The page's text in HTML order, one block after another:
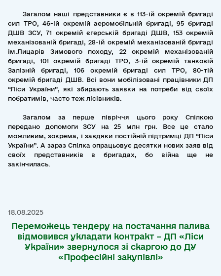
Загалом наші представники є в 113-ій окремій бригаді
сил ТРО, 46-ій окремій аеромобільній бригаді, 95 бригаді
ДШВ ЗСУ, 71 окремій єгерській бригаді ДШВ, 153 окремій
механізованій бригаді, 28-ій окремій механізованій бригаді
ім.Лицарів Зимового походу, 22 окремій механізованій
бригаді, 101 окремій бригаді ТРО, 3-ій окремій танковій
Залізній бригаді, 106 окремій бригаді сил ТРО, 80-тій
окремій бригаді ДШВ. Всі вони мобілізовані працівники ДП
“Ліси України”, які збирають заявки на потреби від своїх
побратимів, часто теж лісівників.
Загалом за перше півріччя цього року Спілкою
передано допомоги ЗСУ на 25 млн грн. Все це стало
можливим, зокрема, і завдяки постійній підтримці ДП “Ліси
України”. А зараз Спілка опрацьовує десятки нових заяв від
своїх представників в бригадах, бо війна ще не
закінчилась.
18.08.2025
Переможець тендеру на постачання палива
відмовився укладати контракт – ДП «Ліси
України» звернулося зі скаргою до ДУ
«Професійні закупівлі»